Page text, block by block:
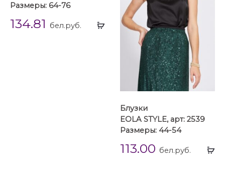
Выбрать
Размеры: 64-76
134.81 бел.руб.
Блузки
EOLA STYLE, арт: 2539
Размеры: 44-54
113.00 бел.руб.